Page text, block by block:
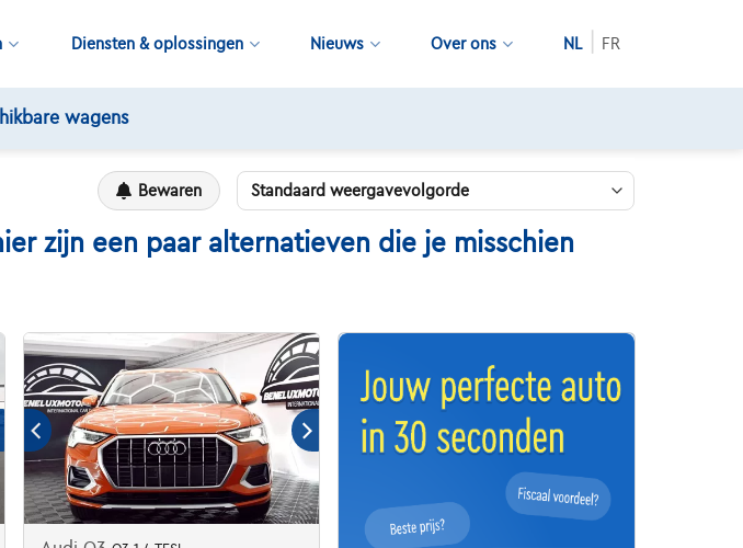
Diensten & oplossingen Nieuws Over ons NL FR
door Touring
Bewaren
zijn een paar alternatieven die je misschien